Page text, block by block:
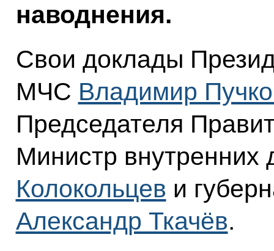
наводнения.
Свои доклады
МЧС Владимир
Председателя
Министр внутренних
Колокольцев и
Александр Ткачёв.